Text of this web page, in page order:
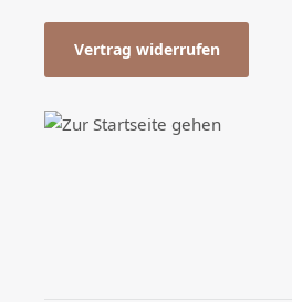
Vertrag widerrufen